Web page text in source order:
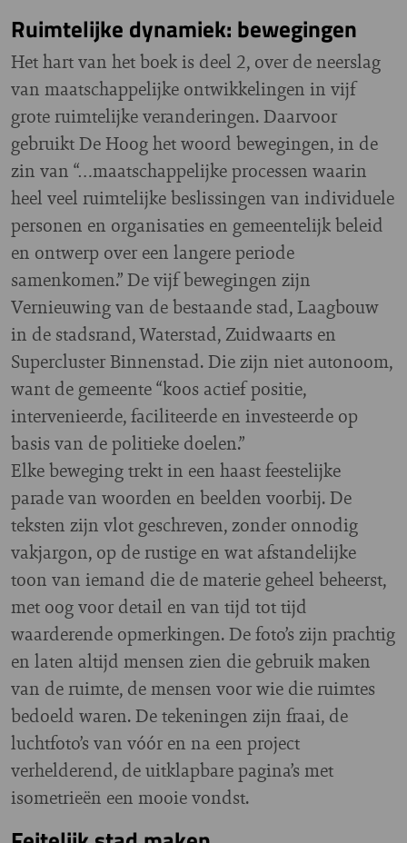
Ruimtelijke dynamiek: bewegingen
Het hart van het boek is deel 2, over de neerslag
van maatschappelijke ontwikkelingen in vijf
grote ruimtelijke veranderingen. Daarvoor
gebruikt De Hoog het woord bewegingen, in de
zin van “…maatschappelijke processen waarin
heel veel ruimtelijke beslissingen van individuele
personen en organisaties en gemeentelijk beleid
en ontwerp over een langere periode
samenkomen.” De vijf bewegingen zijn
Vernieuwing van de bestaande stad, Laagbouw
in de stadsrand, Waterstad, Zuidwaarts en
Supercluster Binnenstad. Die zijn niet autonoom,
want de gemeente “koos actief positie,
intervenieerde, faciliteerde en investeerde op
basis van de politieke doelen.”
Elke beweging trekt in een haast feestelijke
parade van woorden en beelden voorbij. De
teksten zijn vlot geschreven, zonder onnodig
vakjargon, op de rustige en wat afstandelijke
toon van iemand die de materie geheel beheerst,
met oog voor detail en van tijd tot tijd
waarderende opmerkingen. De foto’s zijn prachtig
en laten altijd mensen zien die gebruik maken
van de ruimte, de mensen voor wie die ruimtes
bedoeld waren. De tekeningen zijn fraai, de
luchtfoto’s van vóór en na een project
verhelderend, de uitklapbare pagina’s met
isometrieën een mooie vondst.